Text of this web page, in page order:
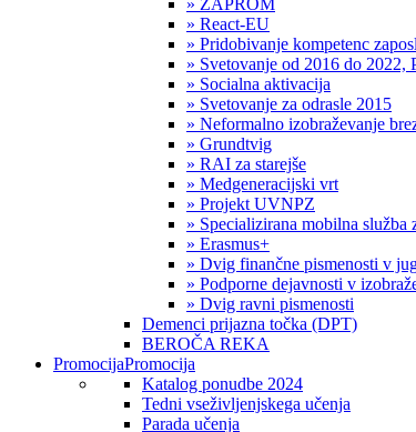
» React-EU
» Pridobivanje kompetenc
» Svetovanje od 2016 do 2022,
» Socialna aktivacija
» Svetovanje za odrasle 2015
» Neformalno izobraževanje
» Grundtvig
» RAI za starejše
» Medgeneracijski vrt
» Projekt UVNPZ
» Specializirana mobilna
» Erasmus+
» Dvig finančne pismenosti v
» Podporne dejavnosti v
» Dvig ravni pismenosti
Demenci prijazna točka (DPT)
BEROČA REKA
PromocijaPromocija
Katalog ponudbe 2024
Tedni vseživljenjskega učenja
Parada učenja